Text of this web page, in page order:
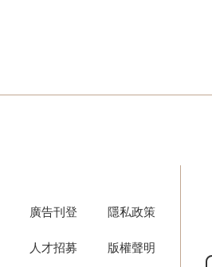
廣告刊登
人才招募
隱私政策
版權聲明